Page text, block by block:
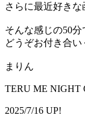
さらに最近好きな
そんな感じの50分
どうぞお付き合い
まりん
TERU ME NIGHT
2025/7/16 UP!